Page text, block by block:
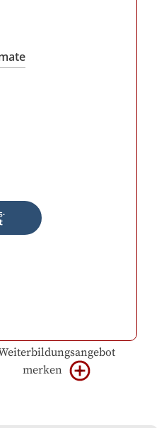
merken